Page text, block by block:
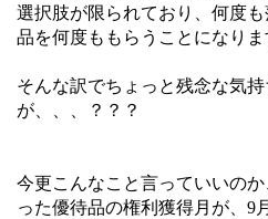
選択肢が限られており、何度
品を何度ももらうことになりま
そんな訳でちょっと残念な気
が、、、？？？
今更こんなこと言っていいの
った優待品の権利獲得月が、9